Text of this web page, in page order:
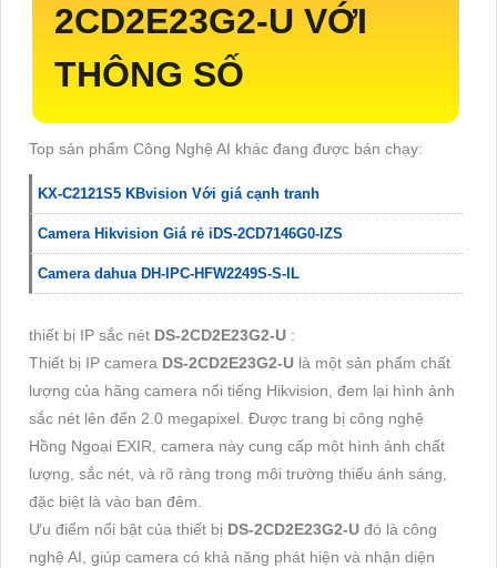
2CD2E23G2-U VỚI
THÔNG SỐ
Top sản phẩm Công Nghệ AI khác đang được bán chạy:
KX-C2121S5 KBvision Với giá cạnh tranh
Camera Hikvision Giá rẻ iDS-2CD7146G0-IZS
Camera dahua DH-IPC-HFW2249S-S-IL
thiết bị IP sắc nét DS-2CD2E23G2-U :
Thiết bị IP camera DS-2CD2E23G2-U là một sản phẩm chất
lượng của hãng camera nổi tiếng Hikvision, đem lại hình ảnh
sắc nét lên đến 2.0 megapixel. Được trang bị công nghệ
Hồng Ngoại EXIR, camera này cung cấp một hình ảnh chất
lượng, sắc nét, và rõ ràng trong môi trường thiếu ánh sáng,
đặc biệt là vào ban đêm.
Ưu điểm nổi bật của thiết bị DS-2CD2E23G2-U đó là công
nghệ AI, giúp camera có khả năng phát hiện và nhận diện